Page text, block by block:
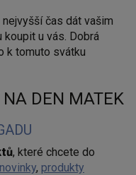
čas dát vašim
koupit u vás. Dobrá
k tomuto svátku
DEN MATEK
, které chcete do
novinky, produkty